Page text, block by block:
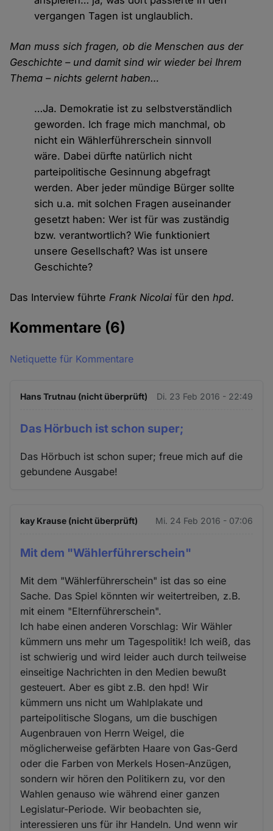
vergangen Tagen ist unglaublich.
Man muss sich fragen, ob die Menschen aus der
Geschichte – und damit sind wir wieder bei Ihrem
Thema – nichts gelernt haben…
…Ja. Demokratie ist zu selbstverständlich
geworden. Ich frage mich manchmal, ob
nicht ein Wählerführerschein sinnvoll
wäre. Dabei dürfte natürlich nicht
parteipolitische Gesinnung abgefragt
werden. Aber jeder mündige Bürger sollte
sich u.a. mit solchen Fragen auseinander
gesetzt haben: Wer ist für was zuständig
bzw. verantwortlich? Wie funktioniert
unsere Gesellschaft? Was ist unsere
Geschichte?
Das Interview führteFrank Nicolai für denhpd.
Kommentare (6)
Netiquette für Kommentare
Hans Trutnau (nicht überprüft) Di. 23 Feb 2016 - 22:49
Das Hörbuch ist schon super;
Das Hörbuch ist schon super; freue mich auf die
gebundene Ausgabe!
kay Krause (nicht überprüft) Mi. 24 Feb 2016 - 07:06
Mit dem "Wählerführerschein"
Mit dem "Wählerführerschein" ist das so eine
Sache. Das Spiel könnten wir weitertreiben, z.B.
mit einem "Elternführerschein".
Ich habe einen anderen Vorschlag: Wir Wähler
kümmern uns mehr um Tagespolitik! Ich weiß, das
ist schwierig und wird leider auch durch teilweise
einseitige Nachrichten in den Medien bewußt
gesteuert. Aber es gibt z.B. den hpd! Wir
kümmern uns nicht um Wahlplakate und
parteipolitische Slogans, um die buschigen
Augenbrauen von Herrn Weigel, die
möglicherweise gefärbten Haare von Gas-Gerd
oder die Farben von Merkels Hosen-Anzügen,
sondern wir hören den Politikern zu, vor den
Wahlen genauso wie während einer ganzen
Legislatur-Periode. Wir beobachten sie,
interessieren uns für ihr Handeln. Und wenn wir